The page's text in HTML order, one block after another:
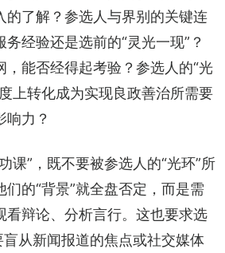
的了解？参选人与界别的关键连
经验还是选前的“灵光一现”？
，能否经得起考验？参选人的“光
上转化成为实现良政善治所需要
响力？
课”，既不要被参选人的“光环”所
的“背景”就全盘否定，而是需
看辩论、分析言行。这也要求选
盲从新闻报道的焦点或社交媒体